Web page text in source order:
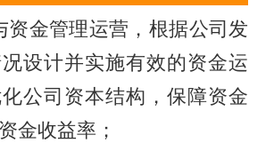
资金管理运营，根据公司发
设计并实施有效的资金运
公司资本结构，保障资金
金收益率；